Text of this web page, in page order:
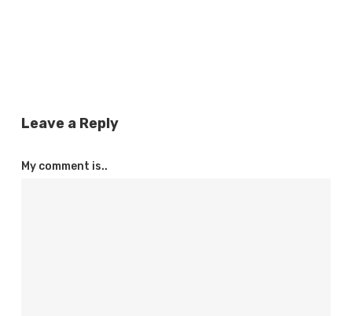
Leave a Reply
My comment is..